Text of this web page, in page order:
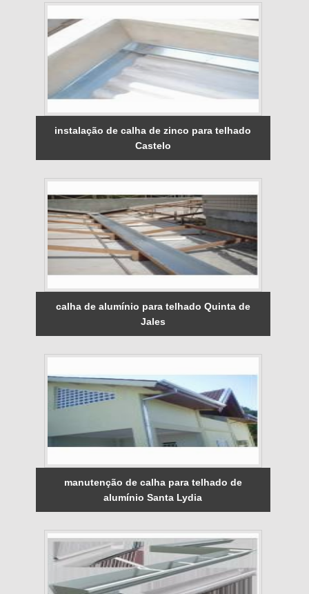
instalação de calha de zinco para telhado
Castelo
calha de alumínio para telhado Quinta de
Jales
manutenção de calha para telhado de
alumínio Santa Lydia